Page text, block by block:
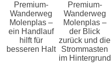
Premium-
Wanderweg
Molenplas –
ein Handlauf
hilft für
besseren Halt
Premium-
Wanderweg
Molenplas –
der Blick
zurück und die
Strommasten
im Hintergrund